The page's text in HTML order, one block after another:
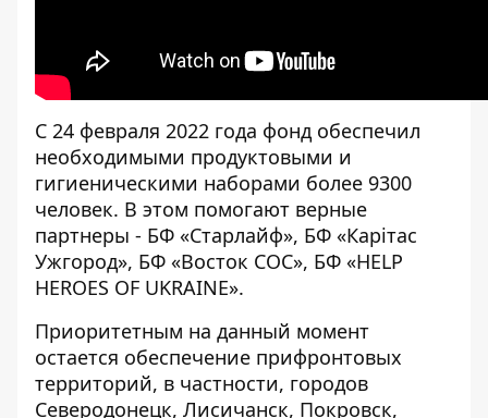
С 24 февраля 2022 года фонд обеспечил
необходимыми продуктовыми и
гигиеническими наборами более 9300
человек. В этом помогают верные
партнеры - БФ «Старлайф», БФ «Карітас
Ужгород», БФ «Восток СОС», БФ «HELP
HEROES OF UKRAINE».
Приоритетным на данный момент
остается обеспечение прифронтовых
территорий, в частности, городов
Северодонецк, Лисичанск, Покровск,